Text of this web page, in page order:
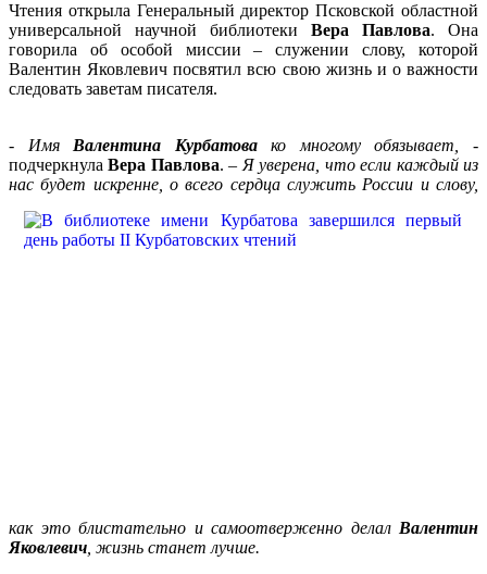
Чтения открыла Генеральный директор Псковской областной
универсальной научной библиотеки Вера Павлова. Она
говорила об особой миссии – служении слову, которой
Валентин Яковлевич посвятил всю свою жизнь и о важности
следовать заветам писателя.
- Имя Валентина Курбатовако многому обязывает,
-
подчеркнулаВера Павлова. – Я уверена, что если каждый из
нас будет искренне, о всего сердца служить России и слову,
как это блистательно и самоотверженно делал Валентин
Яковлевич , жизнь станет лучше.